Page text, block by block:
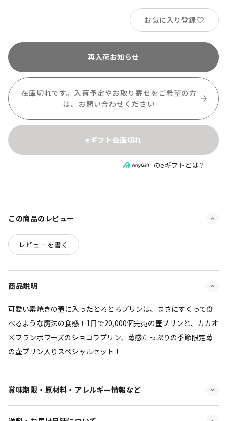
お気に入り登録
再入荷お知らせ
在庫切れです。入荷予定やお取り寄せをご希望の方
は、 お問い合わせください
eギフト在庫切れ
のeギフトとは？
この商品のレビュー
レビューを書く
商品説明
可愛い素焼きの壷に入ったとろとろプリンは、まさにすくって食
べるような魔法の食感！1日で20,000個完売の壷プリンと、カカオ
×フランボワーズのショコラプリン、苺感たっぷりの季節限定苺
の壷プリン入りスペシャルセット！
賞味期限・原材料・アレルギー情報など